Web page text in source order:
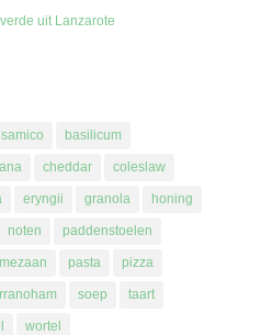
uit Lanzarote
basilicum
cheddar coleslaw
eryngii granola honing
noten paddenstoelen
pasta pizza
soep taart
wortel